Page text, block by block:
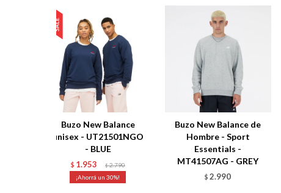
Buzo New Balance
unisex - UT21501NGO
- BLUE
$ 1.953 $ 2.790
30
Buzo New Balance de
Hombre - Sport
Essentials -
MT41507AG - GREY
$ 2.990